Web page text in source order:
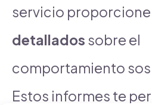
servicio proporcione
detallados sobre el
comportamiento
Estos informes te